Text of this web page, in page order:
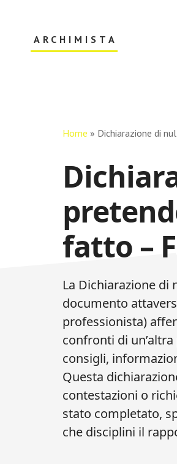
ARCHIMISTA
Home » Dichiarazione di
fatto –
La Dichiarazione di
documento
professionista)
confronti di
consigli,
Questa
contestazioni o
stato completato,
che disciplini il